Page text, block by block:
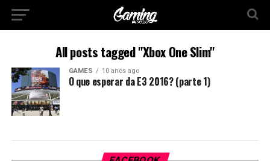
All posts tagged "Xbox One Slim"
GAMES 10 anos ago
O que esperar da E3 2016? (parte 1)